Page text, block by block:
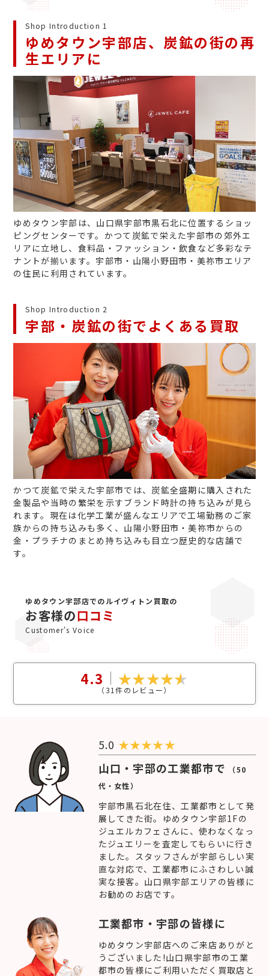
Shop Introduction 1
ゆめタウン宇部店、炭鉱の街の再
生エリアに
ゆめタウン宇部は、山口県宇部市黒石北に位置するショッ
ピングセンターです。かつて炭鉱で栄えた宇部市の郊外エ
リアに立地し、食料品・ファッション・飲食など多彩なテ
ナントが揃います。宇部市・山陽小野田市・美祢市エリア
の住民に利用されています。
Shop Introduction 2
宇部・炭鉱の街でよくある買取
かつて炭鉱で栄えた宇部市では、炭鉱全盛期に購入された
金製品や当時の繁栄を示すブランド時計の持ち込みが見ら
れます。現在は化学工業が盛んなエリアで工場勤務のご家
族からの持ち込みも多く、山陽小野田市・美祢市からの
金・プラチナのまとめ持ち込みも目立つ歴史的な店舗で
す。
ゆめタウン宇部店でのルイヴィトン買取の
お客様の口コミ
Customer's Voice
4.3
（31件のレビュー）
5.0 ★★★★★
山口・宇部の工業都市で
（50
代・女性）
宇部市黒石北在住、工業都市として発
展してきた街。ゆめタウン宇部1Fの
ジュエルカフェさんに、使わなくなっ
たジュエリーを査定してもらいに行き
ました。スタッフさんが宇部らしい実
直な対応で、工業都市にふさわしい誠
実な接客。山口県宇部エリアの皆様に
お勧めのお店です。
工業都市・宇部の皆様に
ゆめタウン宇部店へのご来店ありがと
うございました!山口県宇部市の工業
都市の皆様にご利用いただく買取店と